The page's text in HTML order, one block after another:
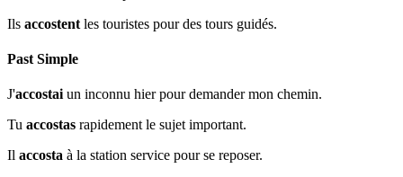
Ils accostent les touristes pour des tours guidés.
Past Simple
J'accostai un inconnu hier pour demander mon chemin.
Tu accostas rapidement le sujet important.
Il accosta à la station service pour se reposer.